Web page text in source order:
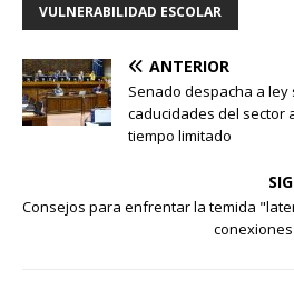
VULNERABILIDAD ESCOLAR
ANTERIOR
Senado despacha a
caducidades del sector
tiempo limitado
Consejos para enfrentar la temida